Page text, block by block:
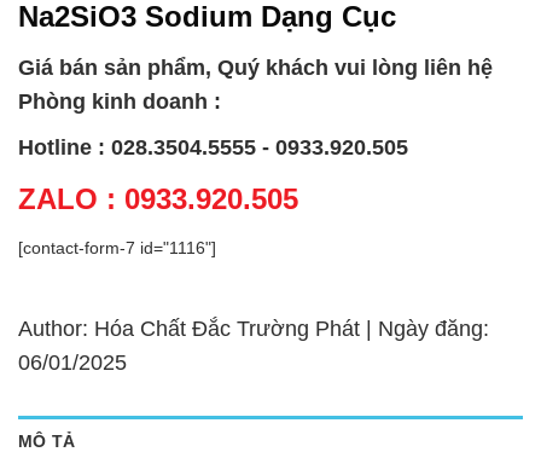
Na2SiO3 Sodium Dạng Cục
Giá bán sản phẩm, Quý khách vui lòng liên hệ
Phòng kinh doanh :
Hotline : 028.3504.5555 - 0933.920.505
ZALO : 0933.920.505
[contact-form-7 id="1116"]
Author: Hóa Chất Đắc Trường Phát | Ngày đăng:
06/01/2025
MÔ TẢ